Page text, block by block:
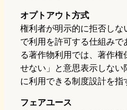
オプトアウト方式
権利者が明示的に拒否しな
で利用を許可する仕組みで
る著作物利用では、著作
せない」と意思表示しない
に利用できる制度設計を指
フェアユース